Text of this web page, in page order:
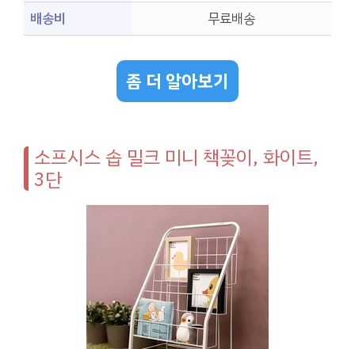
배송비
무료배송
좀 더 알아보기
소프시스 솝 밀크 미니 책꽂이, 화이트,
3단